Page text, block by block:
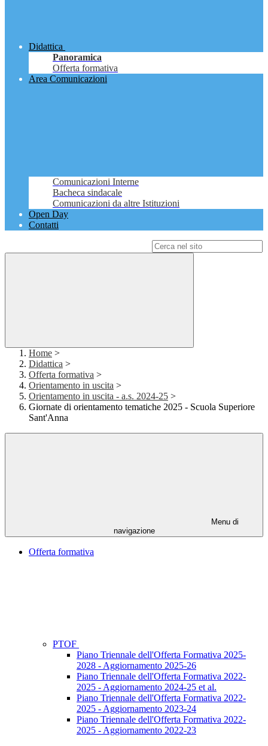
Didattica
Panoramica
Offerta formativa
Area Comunicazioni
Comunicazioni Interne
Bacheca sindacale
Comunicazioni da altre Istituzioni
Open Day
Contatti
Home >
Didattica >
Offerta formativa >
Orientamento in uscita >
Orientamento in uscita - a.s. 2024-25 >
Giornate di orientamento tematiche 2025 - Scuola Superiore
Sant'Anna
Menu di
navigazione
Offerta formativa
PTOF
Piano Triennale dell'Offerta Formativa 2025-
2028 - Aggiornamento 2025-26
Piano Triennale dell'Offerta Formativa 2022-
2025 - Aggiornamento 2024-25 et al.
Piano Triennale dell'Offerta Formativa 2022-
2025 - Aggiornamento 2023-24
Piano Triennale dell'Offerta Formativa 2022-
2025 - Aggiornamento 2022-23